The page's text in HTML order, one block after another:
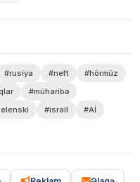
#rusiya #neft
#hörmüz
#müharibə
#israil
#Aİ